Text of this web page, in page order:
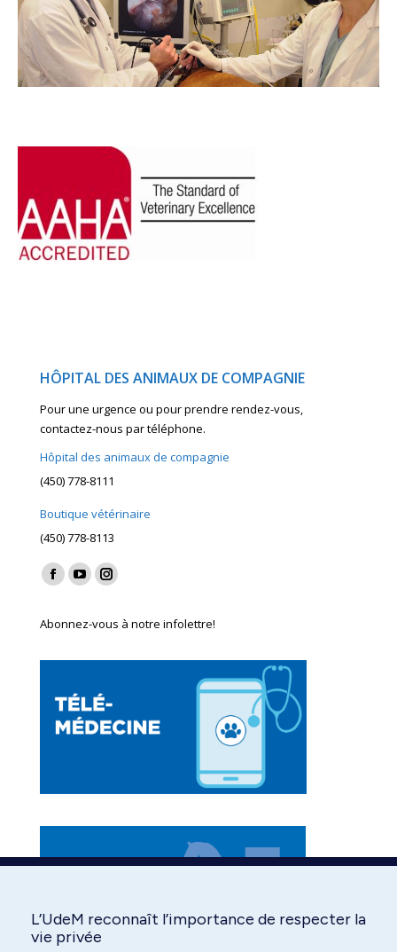
HÔPITAL DES ANIMAUX DE COMPAGNIE
Pour une urgence ou pour prendre rendez-vous,
contactez-nous par téléphone.
Hôpital des animaux de compagnie
(450) 778-8111
Boutique vétérinaire
(450) 778-8113
Find us on:
Facebook
opens
window
YouTube
opens
window
Instagram
opens
window
Abonnez-vous à notre infolettre!
L’UdeM reconnaît l’importance de respecter la
vie privée